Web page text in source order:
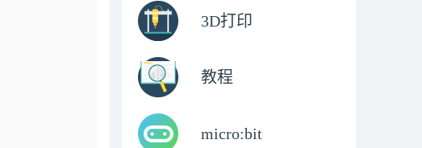
3D打印
教程
micro:bit